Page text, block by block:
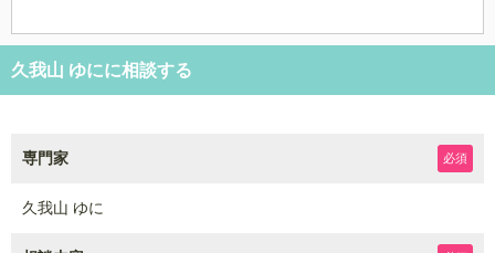
久我山 ゆにに相談する
専門家 必須
久我山 ゆに